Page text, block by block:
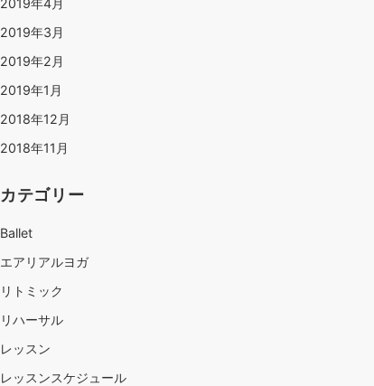
2019年4月
2019年3月
2019年2月
2019年1月
2018年12月
2018年11月
カテゴリー
Ballet
エアリアルヨガ
リトミック
リハーサル
レッスン
レッスンスケジュール